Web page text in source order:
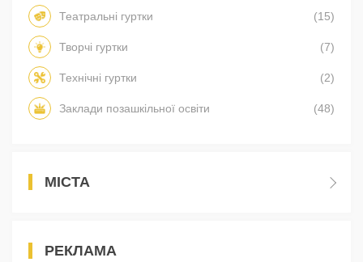
Театральні гуртки (15)
Творчі гуртки (7)
Технічні гуртки (2)
Заклади позашкільної освіти (48)
МІСТА
РЕКЛАМА